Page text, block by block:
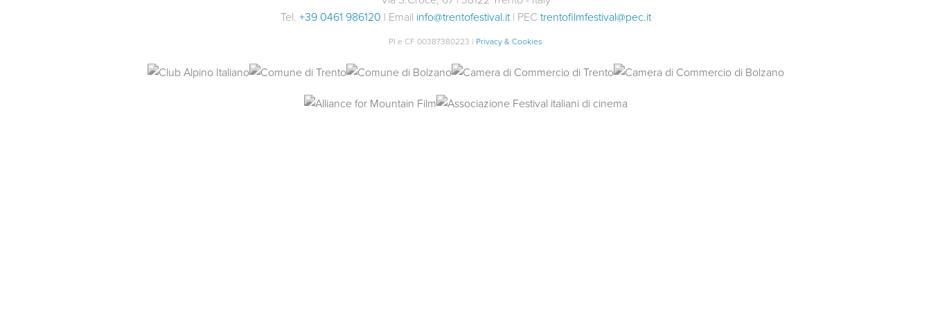
Tel. +39 0461 986120 | Email info@trentofestival.it| PEC trentofilmfestival@pec.it
PI e CF 00387380223 | Privacy & Cookies